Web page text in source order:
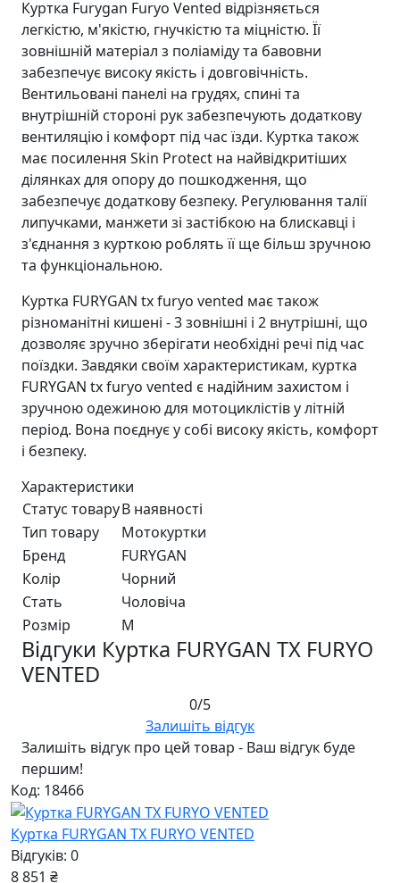
Куртка Furygan Furyo Vented відрізняється
легкістю, м'якістю, гнучкістю та міцністю. Її
зовнішній матеріал з поліаміду та бавовни
забезпечує високу якість і довговічність.
Вентильовані панелі на грудях, спині та
внутрішній стороні рук забезпечують додаткову
вентиляцію і комфорт під час їзди. Куртка також
має посилення Skin Protect на найвідкритіших
ділянках для опору до пошкодження, що
забезпечує додаткову безпеку. Регулювання талії
липучками, манжети зі застібкою на блискавці і
з'єднання з курткою роблять її ще більш зручною
та функціональною.
Куртка FURYGAN tx furyo vented має також
різноманітні кишені - 3 зовнішні і 2 внутрішні, що
дозволяє зручно зберігати необхідні речі під час
поїздки. Завдяки своїм характеристикам, куртка
FURYGAN tx furyo vented є надійним захистом і
зручною одежиною для мотоциклістів у літній
період. Вона поєднує у собі високу якість, комфорт
і безпеку.
Характеристики
Статус товаруВ наявності
Тип товару
Мотокуртки
Бренд
FURYGAN
Колір
Чорний
Стать
Чоловiча
Розмір
M
Відгуки Куртка FURYGAN TX FURYO
VENTED
0/5
Залишіть відгук
Залишіть відгук про цей товар - Ваш відгук буде
першим!
Код: 18466
Куртка FURYGAN TX FURYO VENTED
Відгуків: 0
8 851 ₴